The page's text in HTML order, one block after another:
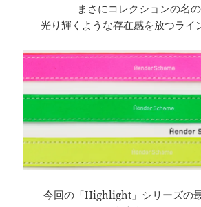
まさにコレクションの名の
光り輝くような存在感を放つライ
今回の「Highlight」シリーズの最